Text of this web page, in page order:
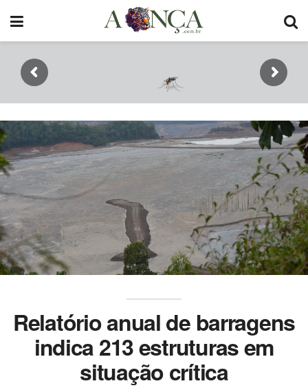
Relatório anual de barragens
indica 213 estruturas em
situação crítica